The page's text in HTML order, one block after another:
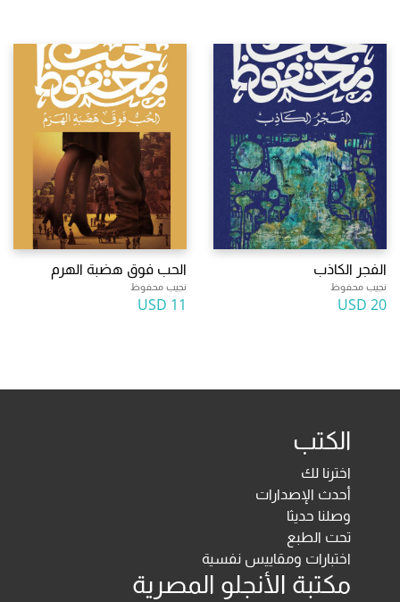
الفجر الكاذب
نجيب محفوظ
20 USD
الحب فوق هضبة الهرم
نجيب محفوظ
11 USD
الكتب
اخترنا لك
أحدث الإصدارات
وصلنا حديثا
تحت الطبع
اختبارات ومقاييس نفسية
مكتبة الأنجلو المصرية